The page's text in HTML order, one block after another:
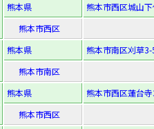
熊本県
熊本市西区城山
熊本市西区
熊本県
熊本市南区刈草
熊本市南区
熊本県
熊本市西区蓮台
熊本市西区